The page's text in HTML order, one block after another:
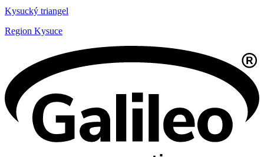
Kysucký triangel
Region Kysuce